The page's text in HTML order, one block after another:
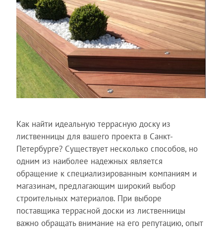
Как найти идеальную террасную доску из
лиственницы для вашего проекта в Санкт-
Петербурге? Существует несколько способов, но
одним из наиболее надежных является
обращение к специализированным компаниям и
магазинам, предлагающим широкий выбор
строительных материалов. При выборе
поставщика террасной доски из лиственницы
важно обращать внимание на его репутацию, опыт